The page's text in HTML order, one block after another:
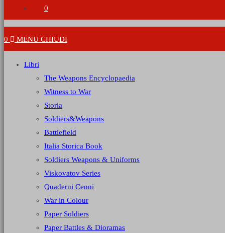
0
0 MENU CHIUDI
Libri
The Weapons Encyclopaedia
Witness to War
Storia
Soldiers&Weapons
Battlefield
Italia Storica Book
Soldiers Weapons & Uniforms
Viskovatov Series
Quaderni Cenni
War in Colour
Paper Soldiers
Paper Battles & Dioramas